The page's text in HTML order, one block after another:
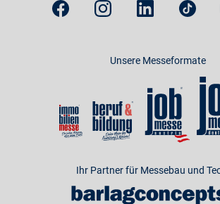
Unsere Messeformate
Ihr Partner für Messebau und